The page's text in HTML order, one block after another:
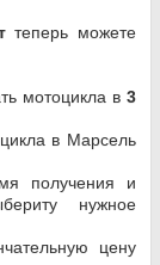
теперь можете
мотоцикла в 3
в Марсель
получения и
нужное
цену